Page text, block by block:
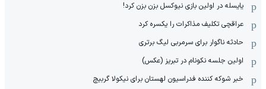
یایسله در اولین بازی نیوکسل بزن بزن کرد!
عراقچی تکلیف مذاکرات را یکسره کرد
حادثه ناگوار برای سرمربی لیگ برتری
اولین جلسه نکونام در تبریز (عکس)
خبر شوکه کننده فدراسیون لهستان برای نیکولا گربیچ